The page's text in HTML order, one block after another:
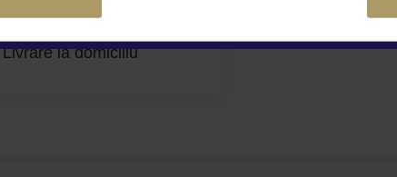
Livrare la domiciliu